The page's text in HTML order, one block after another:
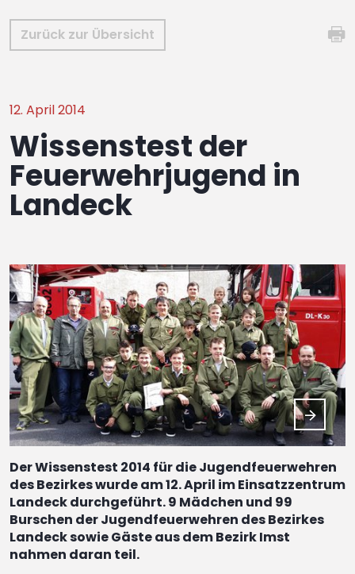
Zurück zur Übersicht
12. April 2014
Wissenstest der
Feuerwehrjugend in
Landeck
Der Wissenstest 2014 für die Jugendfeuerwehren
des Bezirkes wurde am 12. April im Einsatzzentrum
Landeck durchgeführt. 9 Mädchen und 99
Burschen der Jugendfeuerwehren des Bezirkes
Landeck sowie Gäste aus dem Bezirk Imst
nahmen daran teil.